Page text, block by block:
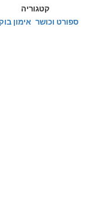
קטגוריה
ספורט וכושר אימון